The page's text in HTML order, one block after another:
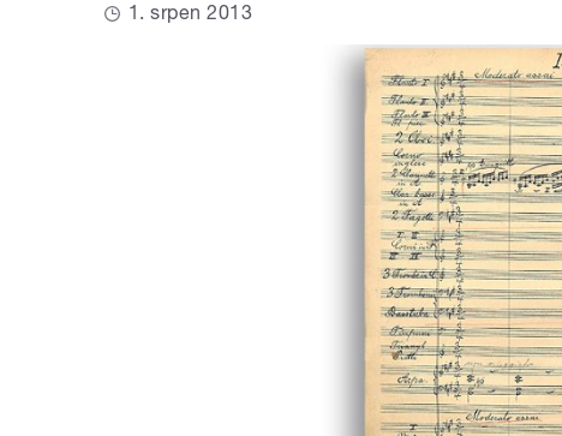
1. srpen 2013